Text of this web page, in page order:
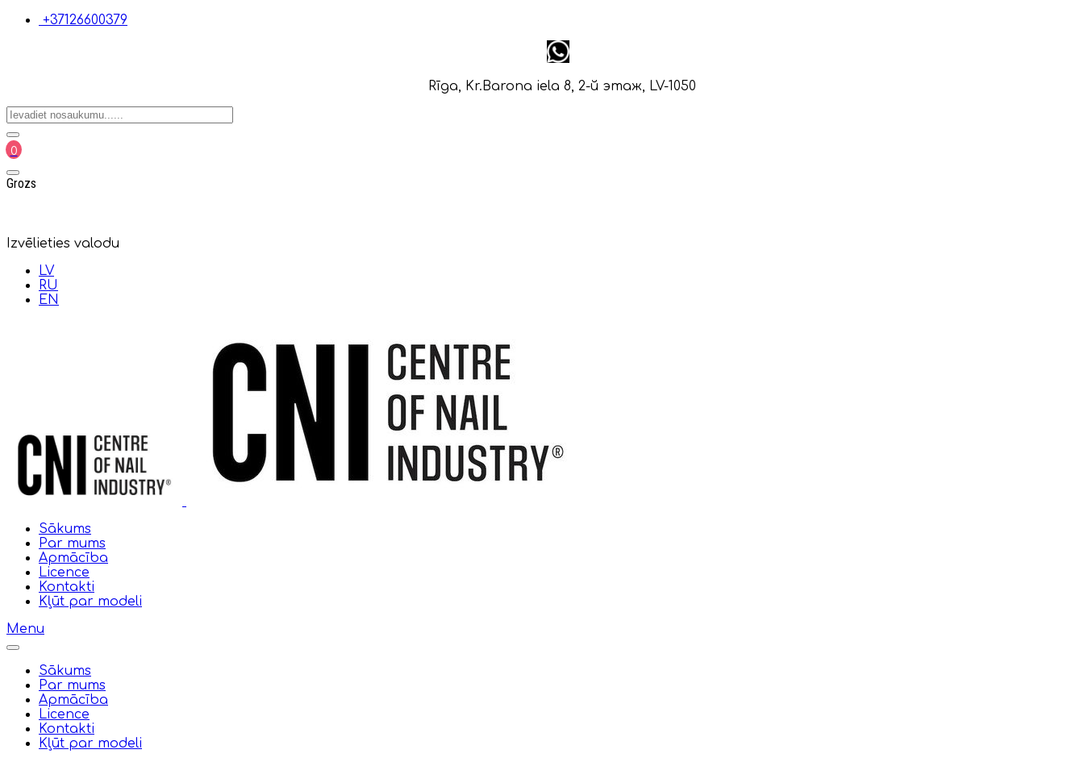
+37126600379
Rīga, Kr.Barona iela 8, 2-й этаж, LV-1050
0
Grozs
Izvēlieties valodu
LV
RU
EN
Sākums
Par mums
Apmācība
Licence
Kontakti
Kļūt par modeli
Menu
Sākums
Par mums
Apmācība
Licence
Kontakti
Kļūt par modeli